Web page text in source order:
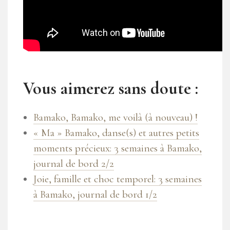
Vous aimerez sans doute :
Bamako, Bamako, me voilà (à nouveau) !
« Ma » Bamako, danse(s) et autres petits
moments précieux: 3 semaines à Bamako,
journal de bord 2/2
Joie, famille et choc temporel: 3 semaines
à Bamako, journal de bord 1/2